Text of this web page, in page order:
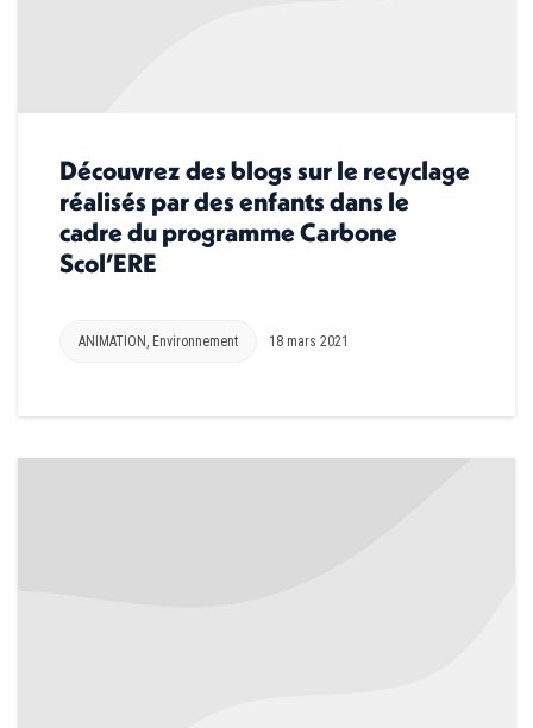
Découvrez des blogs sur le recyclage
réalisés par des enfants dans le
cadre du programme Carbone
Scol’ERE
ANIMATION , Environnement 18 mars 2021